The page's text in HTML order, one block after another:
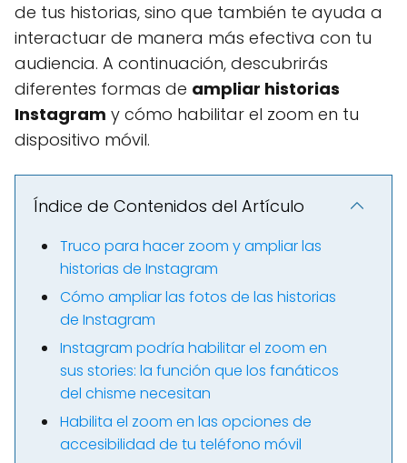
de tus historias, sino que también te ayuda a
interactuar de manera más efectiva con tu
audiencia. A continuación, descubrirás
diferentes formas de ampliar historias
Instagram y cómo habilitar el zoom en tu
dispositivo móvil.
Índice de Contenidos del Artículo
Truco para hacer zoom y ampliar las
historias de Instagram
Cómo ampliar las fotos de las historias
de Instagram
Instagram podría habilitar el zoom en
sus stories: la función que los fanáticos
del chisme necesitan
Habilita el zoom en las opciones de
accesibilidad de tu teléfono móvil